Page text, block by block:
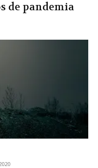
de pandemia